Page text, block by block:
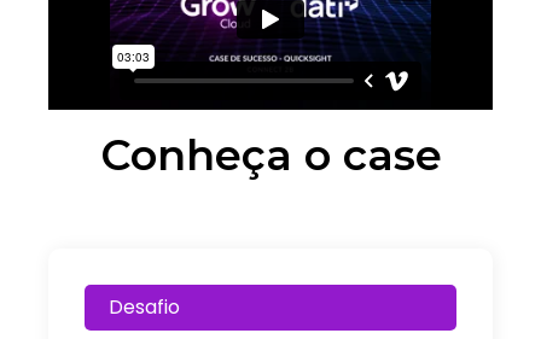
Conheça o case
Desafio